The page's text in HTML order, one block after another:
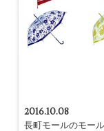
2016.10.08
長町モールのモー